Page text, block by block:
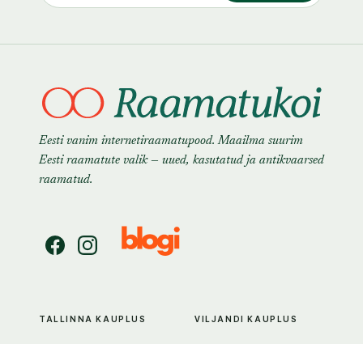
Eesti vanim internetiraamatupood. Maailma suurim
Eesti raamatute valik — uued, kasutatud ja antikvaarsed
raamatud.
TALLINNA KAUPLUS VILJANDI KAUPLUS